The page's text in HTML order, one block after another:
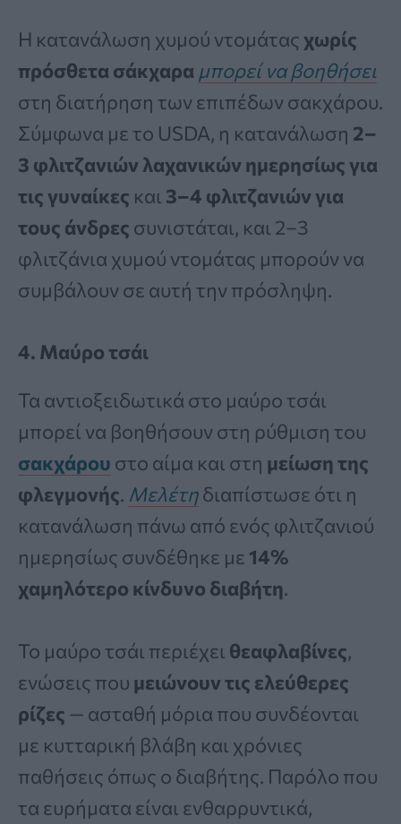
Η κατανάλωση χυμού ντομάτας χωρίς
πρόσθετα σάκχαρα μπορεί να βοηθήσει
στη διατήρηση των επιπέδων σακχάρου.
Σύμφωνα με το USDA, η κατανάλωση 2–
3 φλιτζανιών λαχανικών ημερησίως για
τις γυναίκες και 3–4 φλιτζανιών για
τους άνδρες συνιστάται, και 2–3
φλιτζάνια χυμού ντομάτας μπορούν να
συμβάλουν σε αυτή την πρόσληψη.
4. Μαύρο τσάι
Τα αντιοξειδωτικά στο μαύρο τσάι
μπορεί να βοηθήσουν στη ρύθμιση του
σακχάρου στο αίμα και στη μείωση της
φλεγμονής. Μελέτηδιαπίστωσε ότι η
κατανάλωση πάνω από ενός φλιτζανιού
ημερησίως συνδέθηκε με 14%
χαμηλότερο κίνδυνο διαβήτη.
Το μαύρο τσάι περιέχει θεαφλαβίνες,
ενώσεις που μειώνουν τις ελεύθερες
ρίζες — ασταθή μόρια που συνδέονται
με κυτταρική βλάβη και χρόνιες
παθήσεις όπως ο διαβήτης. Παρόλο που
τα ευρήματα είναι ενθαρρυντικά,